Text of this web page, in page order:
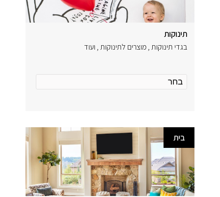
תינוקות
בגדי תינוקות , מוצרים לתינוקות , ועוד
בית